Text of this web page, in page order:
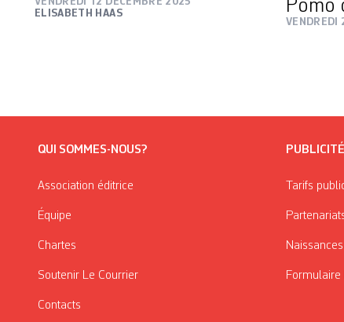
ELISABETH HAAS
Pomo
VENDREDI
QUI SOMMES-NOUS?
Association éditrice
Équipe
Chartes
Soutenir Le Courrier
Contacts
Tarifs
Formulaire